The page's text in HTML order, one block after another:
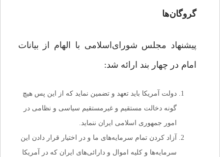
گروگان‌ها
پیشنهاد مجلس شورای‌اسلامی با الهام از بیانات
امام در چهار بند ارائه شد:
دولت آمریکا باید تعهد و تضمین نماید که از این پس هیچ
گونه دخالت مستقیم و غیرمستقیم سیاسی و نظامی در
امور جمهوری ‌اسلامی ایران ننماید.
آزاد کردن تمام سرمایه‌های ما و در اختیار قرار دادن این
سرمایه‌ها و کلیه اموال و دارائی‌های ایران که در آمریکا